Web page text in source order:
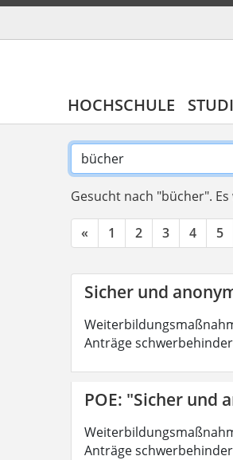
HOCHSCHULE
Gesucht nach "bücher".
« 1 2 3 4 5
Sicher und
Anträge
POE: "Sicher und
Anträge